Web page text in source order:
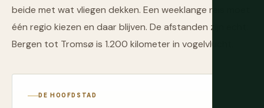
beide met wat vliegen dekken. Een weeklange reis moet
één regio kiezen en daar blijven. De afstanden zijn echt:
Bergen tot Tromsø is 1.200 kilometer in vogelvlucht.
DE HOOFDSTAD